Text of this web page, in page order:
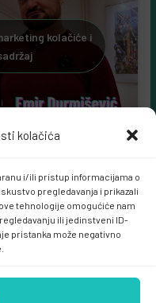
kolačića
i/ili pristup informacijama o
pregledavanja i prikazali
tehnologije omogućiće nam
ili jedinstveni ID-
pristanka može negativno
kolačiće i